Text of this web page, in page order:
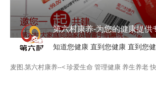
第六村康养-为您的健康提供
知道您健康 直到您健康 直到您
麦图.第六村康养--< 珍爱生命 管理健康 养生养老